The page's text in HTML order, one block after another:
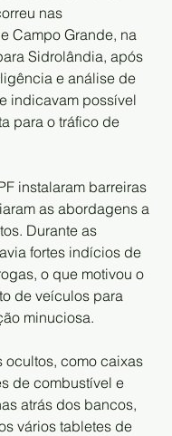
nas
Campo Grande, na
Sidrolândia, após
e análise de
indicavam possível
para o tráfico de
instalaram barreiras
as abordagens a
Durante as
fortes indícios de
o que motivou o
de veículos para
minuciosa.
ocultos, como caixas
de combustível e
atrás dos bancos,
vários tabletes de